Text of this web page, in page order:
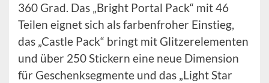
360 Grad. Das „Bright Portal Pack“ mit 46
Teilen eignet sich als farbenfroher Einstieg,
das „Castle Pack“ bringt mit Glitzerelementen
und über 250 Stickern eine neue Dimension
für Geschenksegmente und das „Light Star